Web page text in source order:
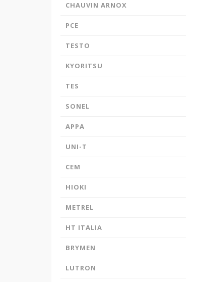
sistemine kayıtlıdır.
PayTRinternet alışverişlerinizde kredi
CHAUVIN ARNOX
PCE
TESTO
KYORITSU
TES
SONEL
APPA
UNI-T
CEM
HIOKI
METREL
HT ITALIA
BRYMEN
LUTRON